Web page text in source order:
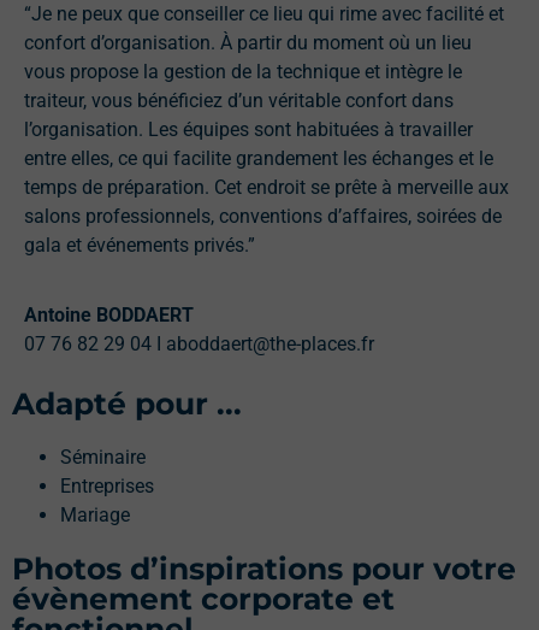
“Je ne peux que conseiller ce lieu qui rime avec facilité et
confort d’organisation. À partir du moment où un lieu
vous propose la gestion de la technique et intègre le
traiteur, vous bénéficiez d’un véritable confort dans
l’organisation. Les équipes sont habituées à travailler
entre elles, ce qui facilite grandement les échanges et le
temps de préparation. Cet endroit se prête à merveille aux
salons professionnels, conventions d’affaires, soirées de
gala et événements privés.”
Antoine BODDAERT
07 76 82 29 04 I aboddaert@the-places.fr
Adapté pour ...
Séminaire
Entreprises
Mariage
Photos d’inspirations pour votre
évènement corporate et